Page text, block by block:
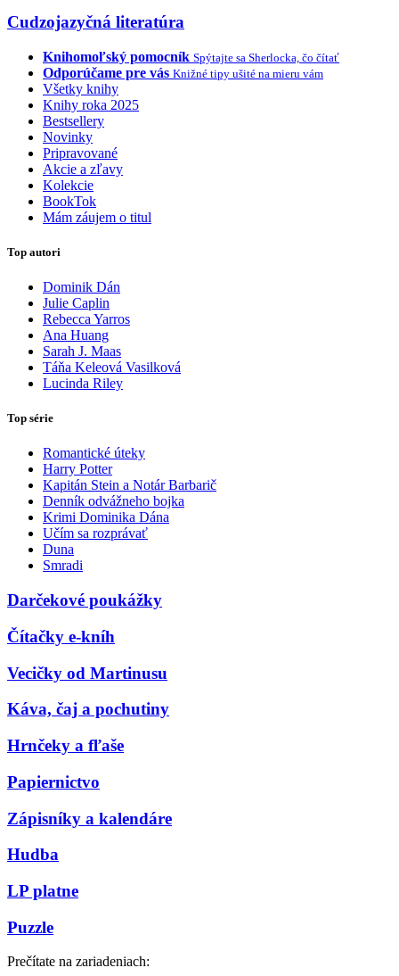
Cudzojazyčná literatúra
Knihomoľský pomocník Spýtajte sa Sherlocka, čo čítať
Odporúčame pre vás Knižné tipy ušité na mieru vám
Všetky knihy
Knihy roka 2025
Bestsellery
Novinky
Pripravované
Akcie a zľavy
Kolekcie
BookTok
Mám záujem o titul
Top autori
Dominik Dán
Julie Caplin
Rebecca Yarros
Ana Huang
Sarah J. Maas
Táňa Keleová Vasilková
Lucinda Riley
Top série
Romantické úteky
Harry Potter
Kapitán Stein a Notár Barbarič
Denník odvážneho bojka
Krimi Dominika Dána
Učím sa rozprávať
Duna
Smradi
Darčekové poukážky
Čítačky e-kníh
Vecičky od Martinusu
Káva, čaj a pochutiny
Hrnčeky a fľaše
Papiernictvo
Zápisníky a kalendáre
Hudba
LP platne
Puzzle
Prečítate na zariadeniach: